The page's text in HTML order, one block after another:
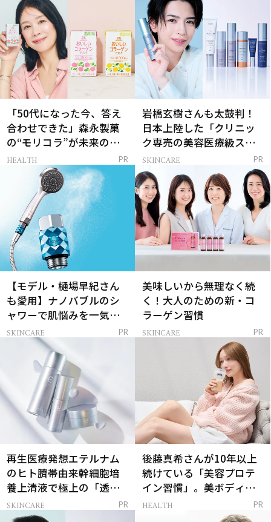
「50代になった今、答え
合わせできた」森永製菓
の“モリコラ”が未来のキ
レイを連れてくる！
HEALTH PR
岩橋玄樹さんも太鼓判！
日本上陸した「クリニッ
ク専売の美容医療級スキ
ンケア」
SKINCARE PR
【モデル・樋場早紀さん
も愛用】ナノバブルのシ
ャワーで肌悩みを一気に
解決
SKINCARE PR
美味しいから無理なく続
く！大人のための新・コ
ラーゲン習慣
SKINCARE PR
再生医療発想エテルナム
のヒト臍帯由来幹細胞培
養上清液で極上の「透明
感ハリ肌」へ
SKINCARE PR
後藤真希さんが10年以上
続けている「美容プロテ
イン習慣」。美ボディを
支える朝ルーティンと
HEALTH PR